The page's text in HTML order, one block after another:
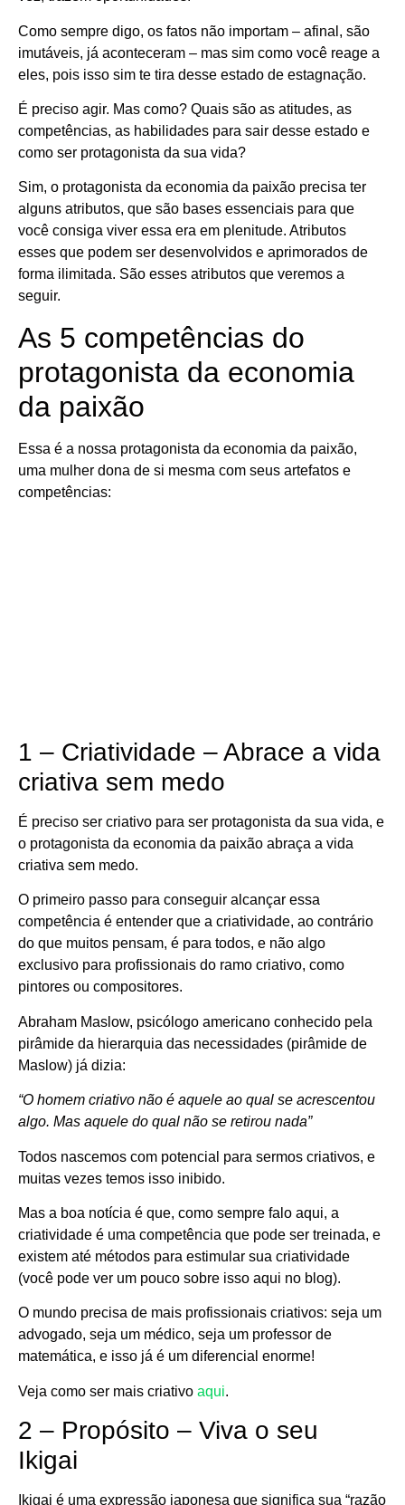
Como sempre digo, os fatos não importam – afinal, são
imutáveis, já aconteceram – mas sim como você reage a
eles, pois isso sim te tira desse estado de estagnação.
É preciso agir. Mas como? Quais são as atitudes, as
competências, as habilidades para sair desse estado e
como ser protagonista da sua vida?
Sim, o protagonista da economia da paixão precisa ter
alguns atributos, que são bases essenciais para que
você consiga viver essa era em plenitude. Atributos
esses que podem ser desenvolvidos e aprimorados de
forma ilimitada. São esses atributos que veremos a
seguir.
As 5 competências do
protagonista da economia
da paixão
Essa é a nossa protagonista da economia da paixão,
uma mulher dona de si mesma com seus artefatos e
competências:
1 – Criatividade – Abrace a vida
criativa sem medo
É preciso ser criativo para ser protagonista da sua vida, e
o protagonista da economia da paixão abraça a vida
criativa sem medo.
O primeiro passo para conseguir alcançar essa
competência é entender que a criatividade, ao contrário
do que muitos pensam, é para todos, e não algo
exclusivo para profissionais do ramo criativo, como
pintores ou compositores.
Abraham Maslow, psicólogo americano conhecido pela
pirâmide da hierarquia das necessidades (pirâmide de
Maslow) já dizia:
“O homem criativo não é aquele ao qual se acrescentou
algo. Mas aquele do qual não se retirou nada”
Todos nascemos com potencial para sermos criativos, e
muitas vezes temos isso inibido.
Mas a boa notícia é que, como sempre falo aqui, a
criatividade é uma competência que pode ser treinada, e
existem até métodos para estimular sua criatividade
(você pode ver um pouco sobre isso aqui no blog).
O mundo precisa de mais profissionais criativos: seja um
advogado, seja um médico, seja um professor de
matemática, e isso já é um diferencial enorme!
Veja como ser mais criativo aqui.
2 – Propósito – Viva o seu
Ikigai
Ikigai é uma expressão japonesa que significa sua “razão